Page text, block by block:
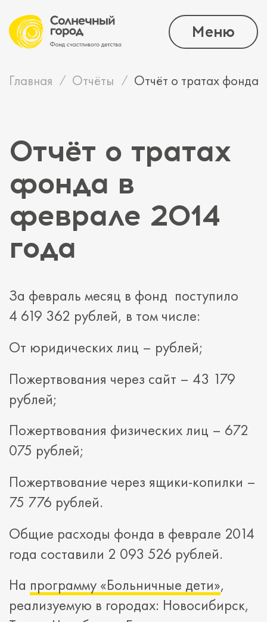
Меню
Главная Отчёты Отчёт о тратах фонда
Отчёт о тратах
фонда в
феврале 2014
года
За февраль месяц в фонд поступило
4 619 362 рублей, в том числе:
От юридических лиц – рублей;
Пожертвования через сайт – 43 179
рублей;
Пожертвования физических лиц – 672
075 рублей;
Пожертвование через ящики-копилки –
75 776 рублей.
Общие расходы фонда в феврале 2014
года составили 2 093 526 рублей.
На программу «Больничные дети»,
реализуемую в городах: Новосибирск,